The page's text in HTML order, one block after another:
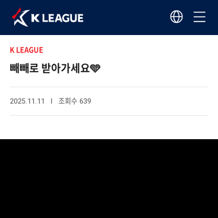
K LEAGUE
빼빼로 받아가세요🩵
2025.11.11 I 조회수 639